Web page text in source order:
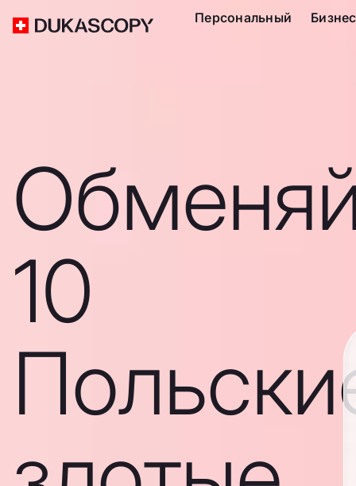
Персональный Бизнес
10